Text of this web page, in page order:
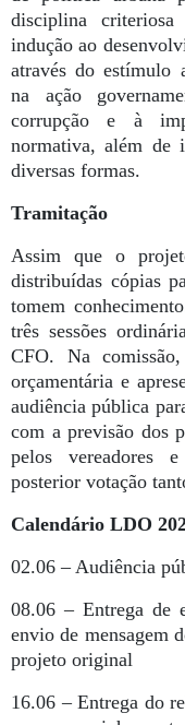
disciplina
indução ao
através do estímulo
na ação
corrupção e à
normativa, além de
diversas formas.
Tramitação
Assim que o
distribuídas cópias
tomem
três sessões
CFO. Na
orçamentária e
audiência pública
com a previsão dos
pelos vereadores
posterior votação
Calendário LDO
02.06 – Audiência
08.06 – Entrega de
envio de mensagem
projeto original
16.06 – Entrega do